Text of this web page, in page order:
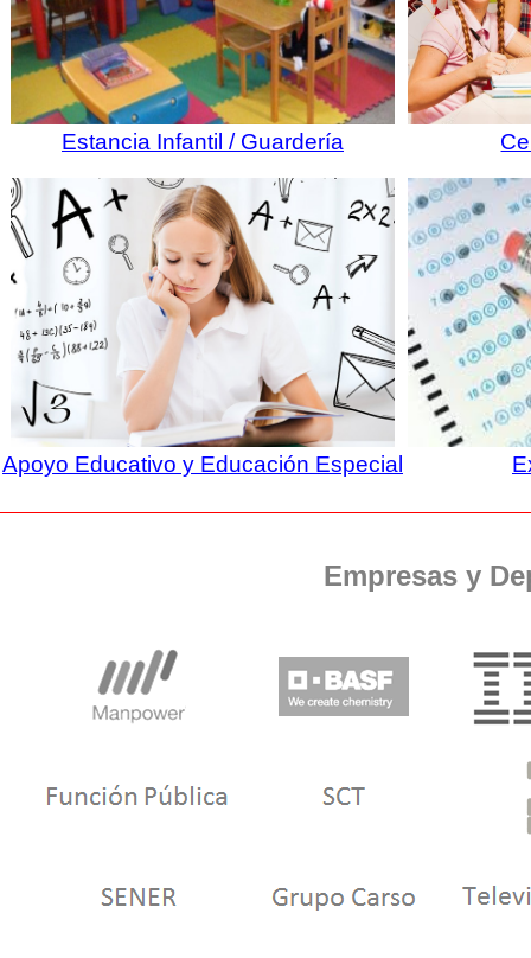
Estancia Infantil / Guardería
Apoyo Educativo y Educación Especial
Empresas y